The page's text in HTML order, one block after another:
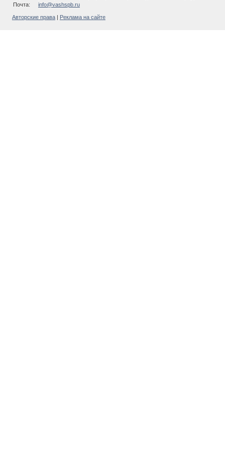
Почта:
info@vashspb.ru
Авторские права Реклама на сайте